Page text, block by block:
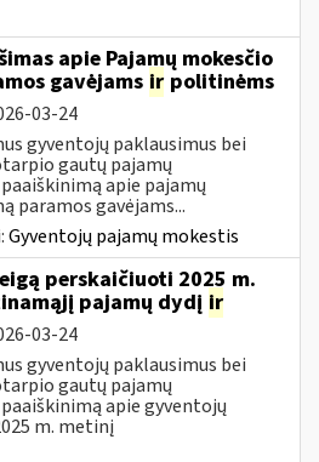
apie Pajamų mokesčio
gavėjams ir politinėms
03-24
gyventojų paklausimus bei
gautų pajamų
apie pajamų
paramos gavėjams...
Gyventojų pajamų mokestis
perskaičiuoti 2025 m.
pajamų dydį ir
03-24
gyventojų paklausimus bei
gautų pajamų
apie gyventojų
m. metinį